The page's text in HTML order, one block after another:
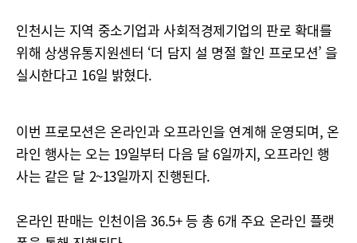
인천시는 지역 중소기업과 사회적경제기업의 판로 확대를
위해 상생유통지원센터 ‘더 담지 설 명절 할인 프로모션’ 을
실시한다고 16일 밝혔다.
이번 프로모션은 온라인과 오프라인을 연계해 운영되며, 온
라인 행사는 오는 19일부터 다음 달 6일까지, 오프라인 행
사는 같은 달 2~13일까지 진행된다.
온라인 판매는 인천이음 36.5+ 등 총 6개 주요 온라인 플랫